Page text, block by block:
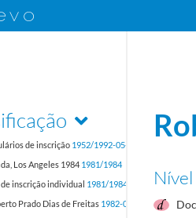
de inscrição 1952/1992-05-17
Los Angeles 1984 1981/1984
inscrição individual 1981/1984
Prado Dias de Freitas 1982-05-12/1982-05-12